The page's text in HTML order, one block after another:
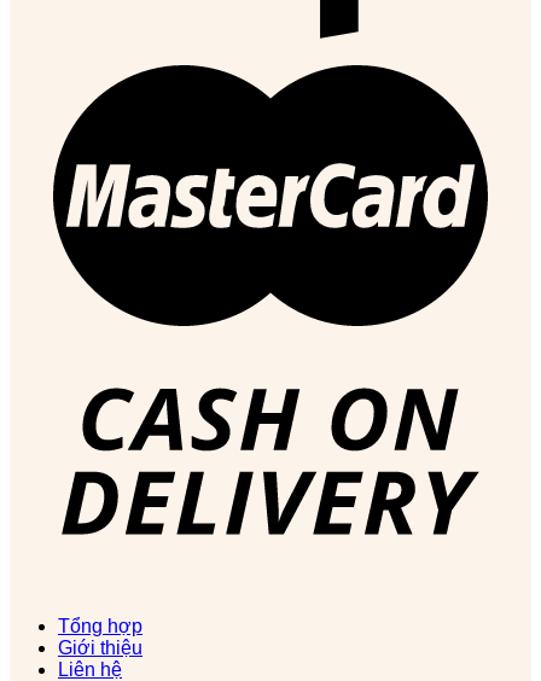
Tổng hợp
Giới thiệu
Liên hệ